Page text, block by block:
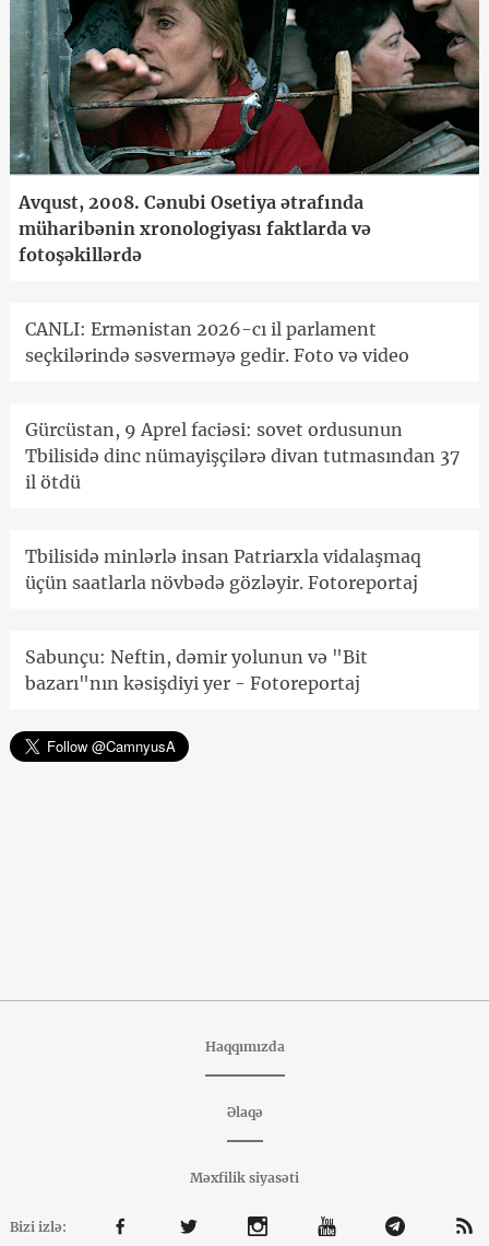
Avqust, 2008. Cənubi Osetiya ətrafında
müharibənin xronologiyası faktlarda və
fotoşəkillərdə
CANLI: Ermənistan 2026-cı il parlament
seçkilərində səsverməyə gedir. Foto və video
Gürcüstan, 9 Aprel faciəsi: sovet ordusunun
Tbilisidə dinc nümayişçilərə divan tutmasından 37
il ötdü
Tbilisidə minlərlə insan Patriarxla vidalaşmaq
üçün saatlarla növbədə gözləyir. Fotoreportaj
Sabunçu: Neftin, dəmir yolunun və "Bit
bazarı"nın kəsişdiyi yer - Fotoreportaj
Haqqımızda
Əlaqə
Məxfilik siyasəti
Bizi izlə: